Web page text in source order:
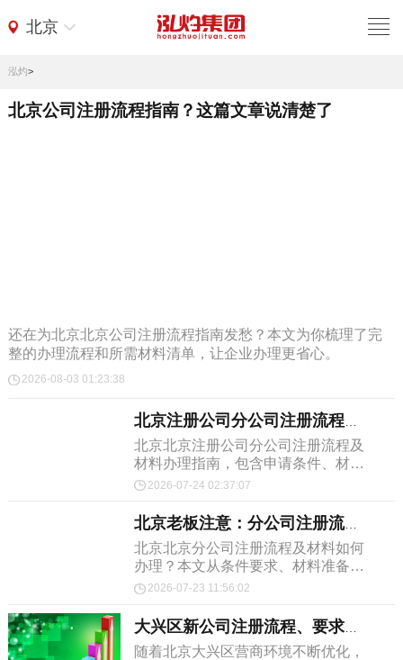
北京
泓灼>
北京公司注册流程指南？这篇文章说清楚了
还在为北京北京公司注册流程指南发愁？本文为你梳理了完
整的办理流程和所需材料清单，让企业办理更省心。
2026-08-03 01:23:38
北京北京注册公司分公司注册流程及
材料办理指南，包含申请条件、材料
清单、办理周期及后续管理等内容，
2026-07-24 02:37:07
北京老板注意：分公司注册流程及材料这些坑别踩
北京北京分公司注册流程及材料如何
办理？本文从条件要求、材料准备到
办理流程进行系统介绍，为北京企业
2026-07-23 11:56:02
随着北京大兴区营商环境不断优化，